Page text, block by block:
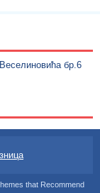
бр.6
that Recommend